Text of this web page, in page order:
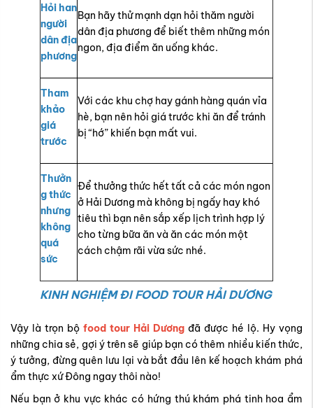
KINH NGHIỆM ĐI FOOD TOUR HẢI DƯƠNG
Hỏi han
người
dân địa
phương
Bạn hãy thử mạnh dạn hỏi thăm người
dân địa phương để biết thêm những món
ngon, địa điểm ăn uống khác.
Tham
khảo
giá
trước
Với các khu chợ hay gánh hàng quán vỉa
hè, bạn nên hỏi giá trước khi ăn để tránh
bị “hớ” khiến bạn mất vui.
Thưởn
g thức
nhưng
không
quá
sức
Để thưởng thức hết tất cả các món ngon
ở Hải Dương mà không bị ngấy hay khó
tiêu thì bạn nên sắp xếp lịch trình hợp lý
cho từng bữa ăn và ăn các món một
cách chậm rãi vừa sức nhé.
Vậy là trọn bộ food tour Hải Dương đã được hé lộ. Hy vọng
những chia sẻ, gợi ý trên sẽ giúp bạn có thêm nhiều kiến thức,
ý tưởng, đừng quên lưu lại và bắt đầu lên kế hoạch khám phá
ẩm thực xứ Đông ngay thôi nào!
Nếu bạn ở khu vực khác có hứng thú khám phá tinh hoa ẩm